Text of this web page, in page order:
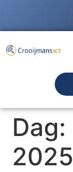
Dag:
2025